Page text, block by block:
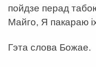
пойдзе перад
Майго, Я пакараю іх
Гэта слова Божае.